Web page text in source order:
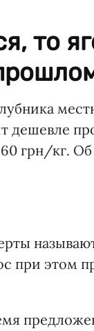
то
дешевле
грн/кг.
при этом